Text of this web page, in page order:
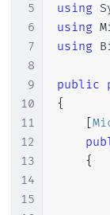
5
6
7
8
9
10
11
12
13
14
15
using
using
using
public
{
{